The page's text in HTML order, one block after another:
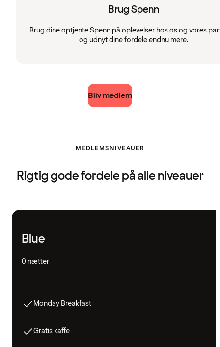
Brug Spenn
Brug dine optjente Spenn på oplevelser hos os og vores
og udnyt dine fordele endnu mere.
Bliv medlem
MEDLEMSNIVEAUER
Rigtig gode fordele på alle niveauer
Blue
0 nætter
Monday Breakfast
Gratis kaffe